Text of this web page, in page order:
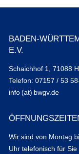
BADEN-
E.V.
Schaichhof 1, 71088
Telefon: 07157 / 53
info (at) bwgv.de
Wir sind von Montag
Uhr telefonisch für Sie